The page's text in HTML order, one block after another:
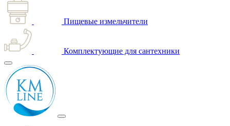
Пищевые измельчители
Комплектующие для сантехники